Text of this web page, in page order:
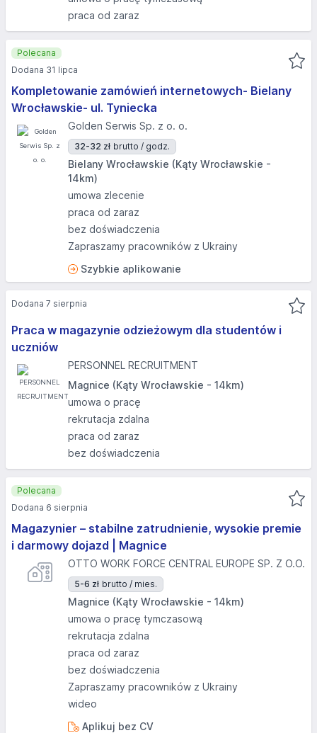
praca od zaraz
Kompletowanie zamówień internetowych- Bielany
Wrocławskie- ul. Tyniecka
Golden Serwis Sp. z o. o.
32-32 zł brutto / godz.
Bielany Wrocławskie (Kąty Wrocławskie -
14km)
umowa zlecenie
praca od zaraz
bez doświadczenia
Zapraszamy pracowników z Ukrainy
Szybkie aplikowanie
Polecana
Dodana 31 lipca
Praca w magazynie odzieżowym dla studentów i
uczniów
PERSONNEL RECRUITMENT
Magnice (Kąty Wrocławskie - 14km)
umowa o pracę
rekrutacja zdalna
praca od zaraz
bez doświadczenia
Dodana 7 sierpnia
Magazynier – stabilne zatrudnienie, wysokie premie
i darmowy dojazd | Magnice
OTTO WORK FORCE CENTRAL EUROPE SP. Z O.O.
5-6 zł brutto / mies.
Magnice (Kąty Wrocławskie - 14km)
umowa o pracę tymczasową
rekrutacja zdalna
praca od zaraz
bez doświadczenia
Zapraszamy pracowników z Ukrainy
wideo
Aplikuj bez CV
Polecana
Dodana 6 sierpnia